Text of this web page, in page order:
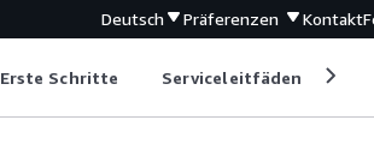
Deutsch Präferenzen Kontakt
Erste Schritte Serviceleitfäden